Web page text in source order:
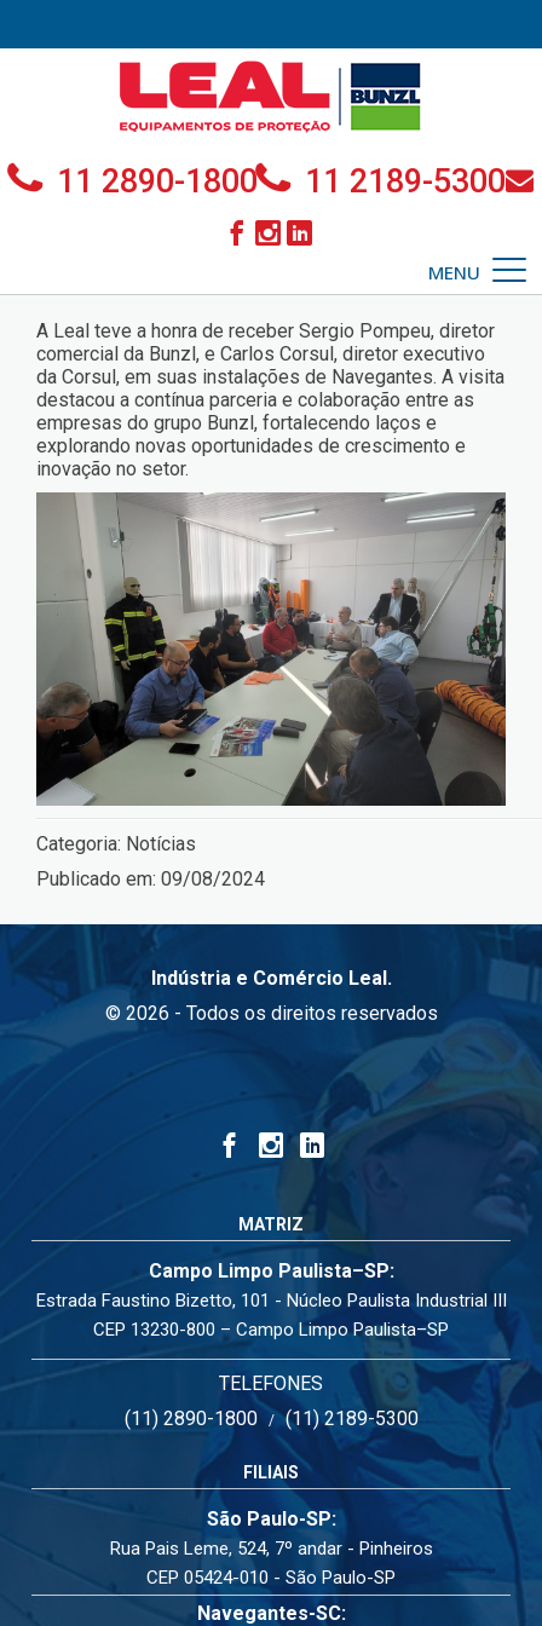
11 2890-1800 11 2189-5300
MENU
A Leal teve a honra de receber Sergio Pompeu, diretor
comercial da Bunzl, e Carlos Corsul, diretor executivo
da Corsul, em suas instalações de Navegantes. A visita
destacou a contínua parceria e colaboração entre as
empresas do grupo Bunzl, fortalecendo laços e
explorando novas oportunidades de crescimento e
inovação no setor.
Categoria: Notícias
Publicado em: 09/08/2024
Indústria e Comércio Leal.
© 2026 - Todos os direitos reservados
MATRIZ
Campo Limpo Paulista–SP:
Estrada Faustino Bizetto, 101 - Núcleo Paulista Industrial III
CEP 13230-800 – Campo Limpo Paulista–SP
TELEFONES
(11) 2890-1800/(11) 2189-5300
FILIAIS
São Paulo-SP:
Rua Pais Leme, 524, 7º andar - Pinheiros
CEP 05424-010 - São Paulo-SP
Navegantes-SC: